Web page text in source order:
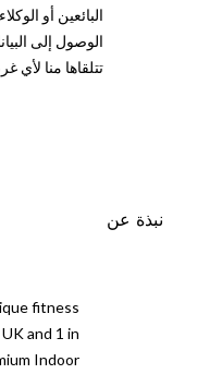
البائعين أو
الوصول إلى
تتلقاها منا لأي
نبذة عن
fitness
and 1 in
Indoor